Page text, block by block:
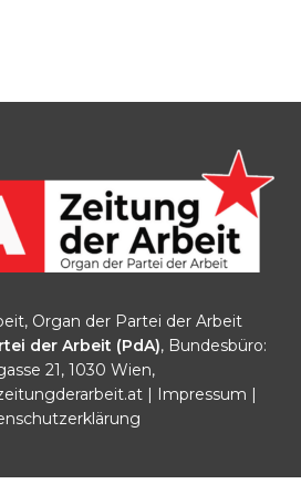
Organ der Partei der Arbeit
der Arbeit (PdA), Bundesbüro:
21, 1030 Wien,
| Impressum |